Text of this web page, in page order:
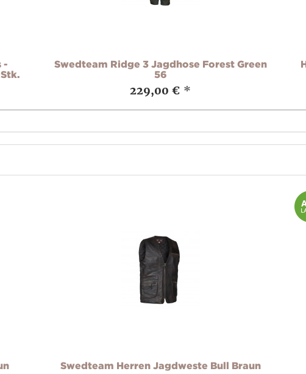
-
Swedteam Ridge 3 Jagdhose Forest Green
56
229,00 € *
Swedteam Herren Jagdweste Bull Braun